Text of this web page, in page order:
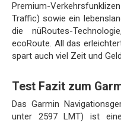
Premium-
Traffic) sowie ein
die nüRoutes-
ecoRoute. All das
spart auch viel Zeit und
Test Fazit zum
Das Garmin
unter 2597 LMT) ist